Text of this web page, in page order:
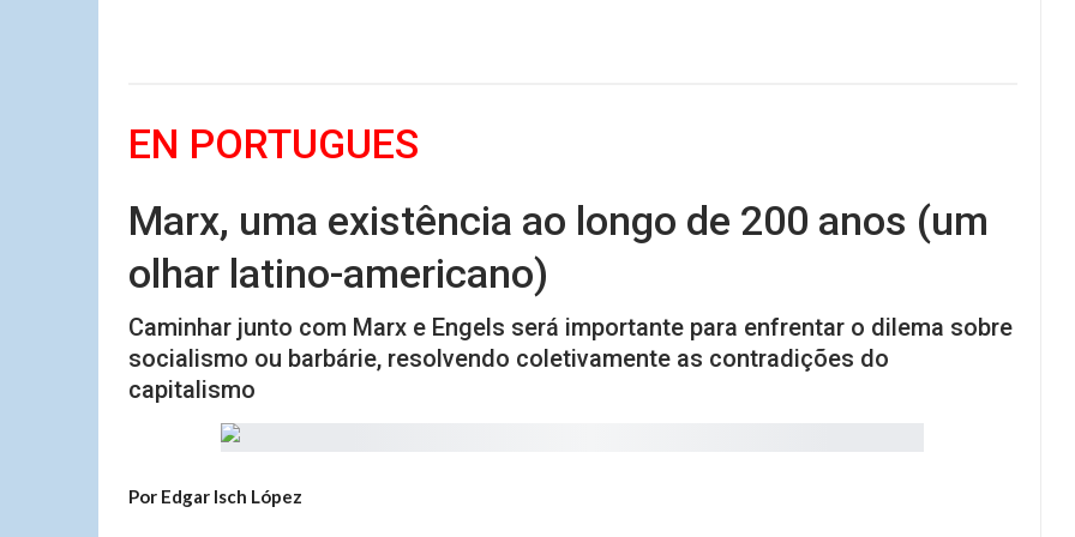
EN PORTUGUES
Marx, uma existência ao longo de 200 anos (um
olhar latino-americano)
Caminhar junto com Marx e Engels será importante para enfrentar o dilema sobre
socialismo ou barbárie, resolvendo coletivamente as contradições do
capitalismo
Por Edgar Isch López